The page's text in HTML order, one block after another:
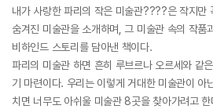
내가 사랑한 파리의 작은 미술관????은 작지만
숨겨진 미술관을 소개하며, 그 미술관 속의 작품
비하인드 스토리를 담아낸 책이다.
파리의 미술관 하면 흔히 루브르나 오르세와 같
기 마련이다. 우리는 이렇게 거대한 미술관이 아
치면 너무도 아쉬울 미술관 8곳을 찾아가려고